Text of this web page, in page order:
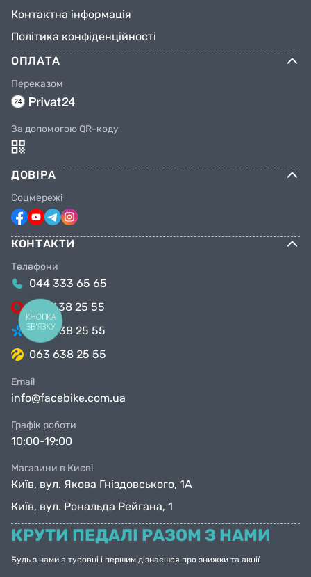
Контактна інформація
Політика конфіденційності
ОПЛАТА
Переказом
За допомогою QR-коду
ДОВІРА
Соцмережі
КОНТАКТИ
Телефони
044 333 65 65
099 638 25 55
098 638 25 55
063 638 25 55
Email
info@facebike.com.ua
Графік роботи
10:00-19:00
Магазини в Києві
Київ, вул. Якова Гніздовського, 1А
Київ, вул. Рональда Рейгана, 1
КРУТИ ПЕДАЛІ РАЗОМ З НАМИ
Будь з нами в тусовці і першим дізнаєшся про знижки та акції
КНОПКА
ЗВ'ЯЗКУ